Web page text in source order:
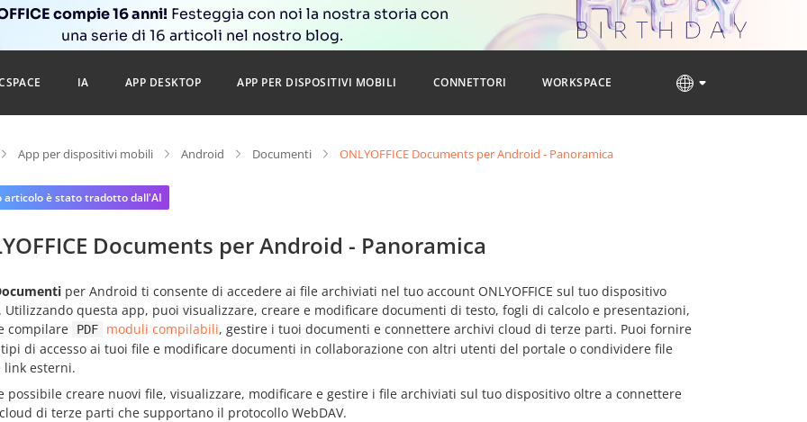
compie 16 anni! Festeggia con noi la nostra storia con
una serie di 16 articoli nel nostro blog.
IA APP DESKTOP APP PER DISPOSITIVI MOBILI CONNETTORI WORKSPACE
App per dispositivi mobili Android Documenti ONLYOFFICE Documents per Android - Panoramica
articolo è stato tradotto dall'AI
Documents per Android - Panoramica
per Android ti consente di accedere ai file archiviati nel tuo account ONLYOFFICE sul tuo dispositivo
Utilizzando questa app, puoi visualizzare, creare e modificare documenti di testo, fogli di calcolo e presentazioni,
compilare
PDF moduli compilabili, gestire i tuoi documenti e connettere archivi cloud di terze parti. Puoi fornire
di accesso ai tuoi file e modificare documenti in collaborazione con altri utenti del portale o condividere file
esterni.
possibile creare nuovi file, visualizzare, modificare e gestire i file archiviati sul tuo dispositivo oltre a connettere
di terze parti che supportano il protocollo WebDAV.